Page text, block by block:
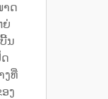
າດ
ຍ່
ນ
ງທີ່
ງ